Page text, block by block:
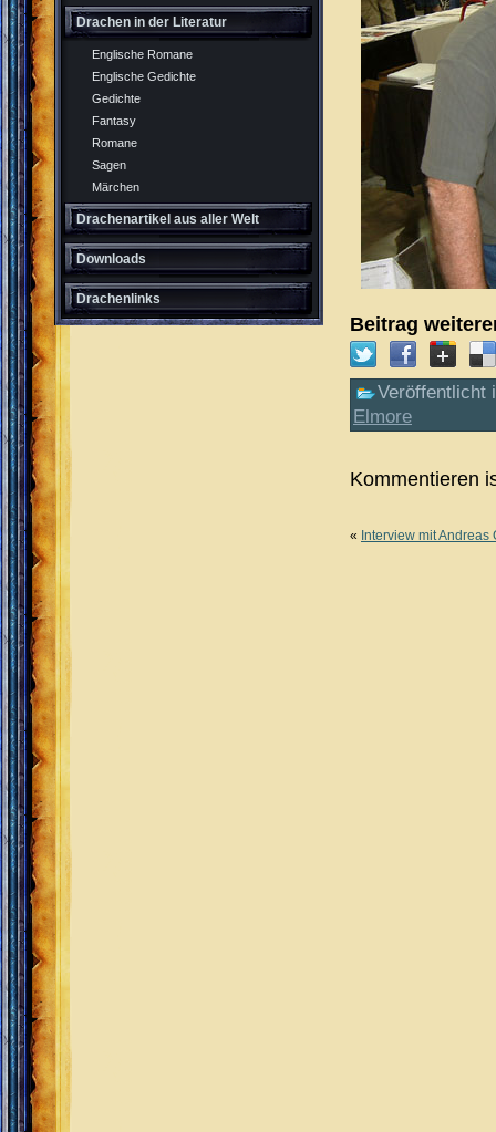
Drachen in der Literatur
Englische Romane
Englische Gedichte
Gedichte
Fantasy
Romane
Sagen
Märchen
Drachenartikel aus aller Welt
Downloads
Drachenlinks
Beitrag
Veröffentlicht
Elmore
Kommentieren
« Interview mit Andreas